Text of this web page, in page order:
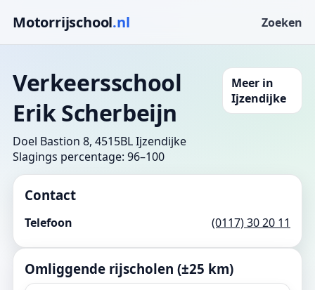
Motorrijschool.nl Zoeken
Verkeersschool
Erik Scherbeijn
Doel Bastion 8, 4515BL Ijzendijke
Slagings percentage: 96–100
Meer in
Ijzendijke
Contact
Telefoon (0117) 30 20 11
Omliggende rijscholen (±25 km)